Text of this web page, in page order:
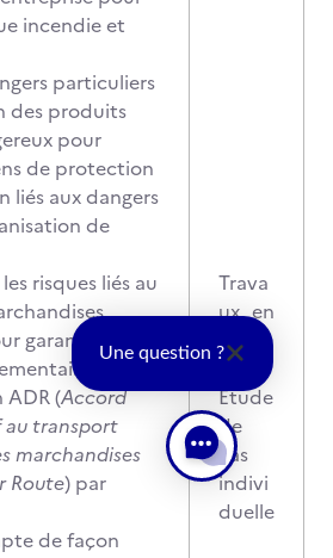
incendie et
particuliers
des produits
pour
de protection
liés aux dangers
de
risques liés au
garantir la
(Accord
transport
marchandises
Route) par
de façon
Trava
ux en
group
e
Etude
de
cas
indivi
duelle
Une question ?